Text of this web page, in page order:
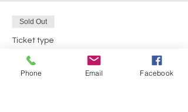
Sold Out
Ticket type
Moins de 16 ans
Phone Email Facebook